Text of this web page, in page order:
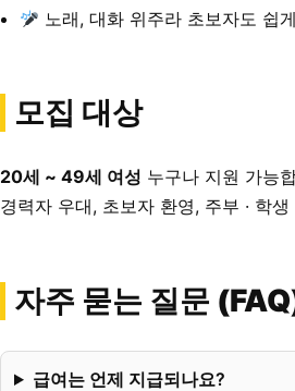
노래, 대화 위주라 초보자도 쉽
모집 대상
20세 ~ 49세 여성 누구나 지원 가능
경력자 우대, 초보자 환영, 주부 · 학
자주 묻는 질문
급여는 언제 지급되나요?